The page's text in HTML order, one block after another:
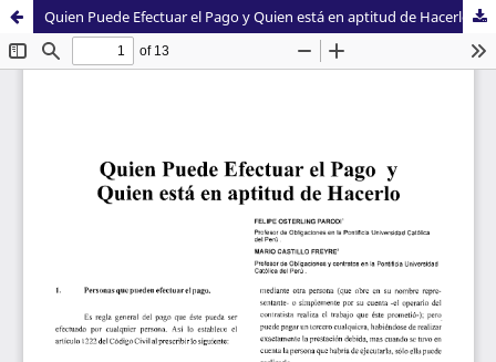
Quien Puede Efectuar el Pago y Quien está en aptitud de Hacerlo